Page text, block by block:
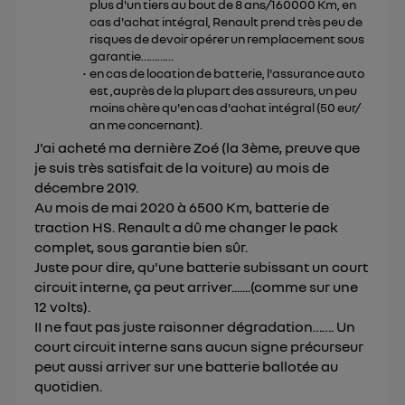
plus d'un tiers au bout de 8 ans/160000 Km, en
cas d'achat intégral, Renault prend très peu de
risques de devoir opérer un remplacement sous
garantie…………
en cas de location de batterie, l'assurance auto
est ,auprès de la plupart des assureurs, un peu
moins chère qu'en cas d'achat intégral (50 eur/
an me concernant).
J'ai acheté ma dernière Zoé (la 3ème, preuve que
je suis très satisfait de la voiture) au mois de
décembre 2019.
Au mois de mai 2020 à 6500 Km, batterie de
traction HS. Renault a dû me changer le pack
complet, sous garantie bien sûr.
Juste pour dire, qu'une batterie subissant un court
circuit interne, ça peut arriver.......(comme sur une
12 volts).
II ne faut pas juste raisonner dégradation……. Un
court circuit interne sans aucun signe précurseur
peut aussi arriver sur une batterie ballotée au
quotidien.